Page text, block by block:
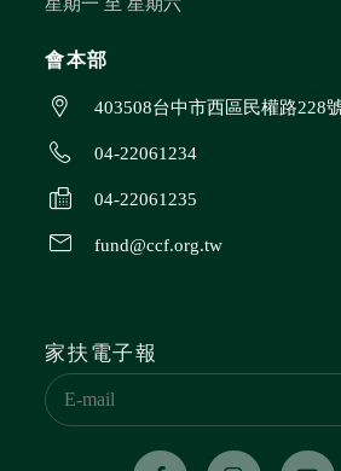
星期一 至 星期六
會本部
403508台中市西區民權路228
04-22061234
04-22061235
fund@ccf.org.tw
家扶電子報